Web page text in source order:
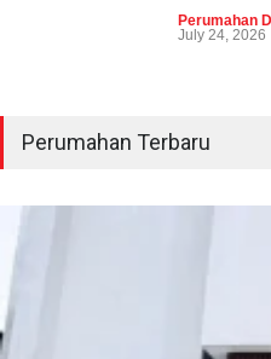
Perumahan
July 24, 2026
Perumahan Terbaru